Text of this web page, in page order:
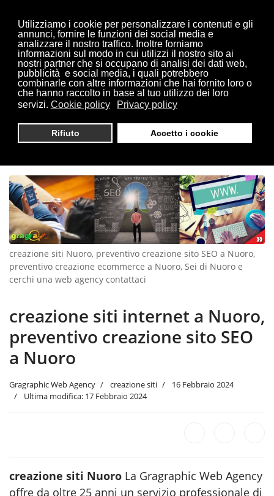
Utilizziamo i cookie per personalizzare i contenuti e gli
annunci, fornire le funzioni dei social media e
analizzare il nostro traffico. Inoltre forniamo
informazioni sul modo in cui utilizzi il nostro sito ai
nostri partner che si occupano di analisi dei dati web,
pubblicità e social media, i quali potrebbero
combinarle con altre informazioni che hai fornito loro o
che hanno raccolto in base al tuo utilizzo dei loro
servizi. Cookie policy Privacy policy
Rifiuto Accetto i cookie
Sei qui:Home Nuoro
CREAZIONE SITI NUORO |
TEL. 0321 1814404
creazione siti Nuoro, preventivo creazione sito SEO a Nuoro,
preventivo creazione ecommerce a Nuoro, Sei di Nuoro e
cerchi una web agency contattaci
creazione siti internet a Nuoro,
preventivo creazione sito SEO
a Nuoro
Gragraphic Web Agency creazione siti
16 Febbraio 2024
Ultima modifica: 17 Febbraio 2024
creazione siti Nuoro La Gragraphic Web Agency
offre da oltre 25 anni un servizio professionale di